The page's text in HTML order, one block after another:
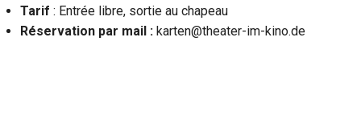
Tarif : Entrée libre, sortie au chapeau
Réservation par mail : karten@theater-im-kino.de